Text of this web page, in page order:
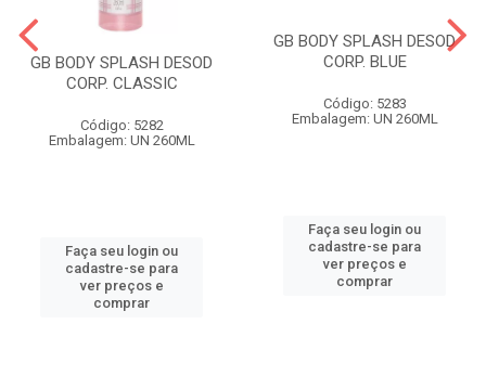
GB BODY SPLASH DESOD
CORP. CLASSIC
Código: 5282
Embalagem: UN 260ML
Faça seu login ou
cadastre-se para
ver preços e
comprar
GB BODY SPLASH DESOD
CORP. BLUE
Código: 5283
Embalagem: UN 260ML
Faça seu login ou
cadastre-se para
ver preços e
comprar